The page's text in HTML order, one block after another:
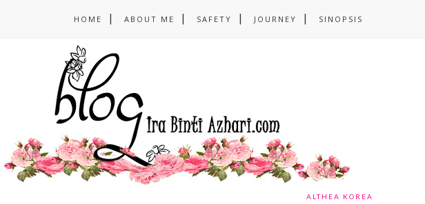
HOME ABOUT ME SAFETY JOURNEY SINOPSIS
ALTHEA KOREA